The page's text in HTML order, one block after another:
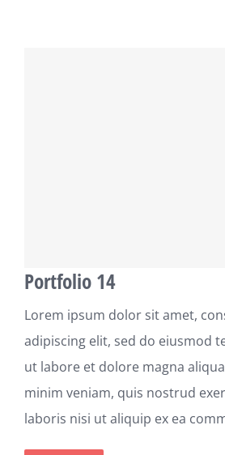
Portfolio 14
Lorem ipsum dolor sit amet,
adipiscing elit, sed do eiusmod
ut labore et dolore magna
minim veniam, quis nostrud
laboris nisi ut aliquip ex ea